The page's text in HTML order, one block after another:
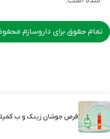
تمام حقوق برای داروسازم
قرص جوشان زینک و ب کمپلکس